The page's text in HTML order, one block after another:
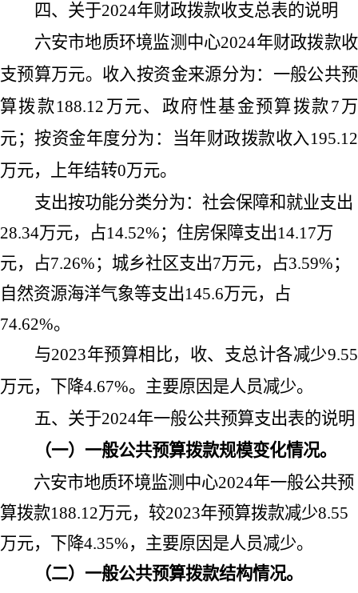
四、关于2024年财政拨款收支总表的说明
六安市地质环境监测中心2024年财政拨款收
支预算万元。收入按资金来源分为：一般公共预
算拨款188.12 万元、政府性基金预算拨款7万
元；按资金年度分为：当年财政拨款收入195.12
万元，上年结转0万元。
支出按功能分类分为：社会保障和就业支出
28.34万元，占14.52%；住房保障支出14.17万
元，占7.26%；城乡社区支出7万元，占3.59%；
自然资源海洋气象等支出145.6万元，占
74.62%。
与2023年预算相比，收、支总计各减少9.55
万元，下降4.67%。主要原因是人员减少。
五、关于2024年一般公共预算支出表的说明
（一）一般公共预算拨款规模变化情况。
六安市地质环境监测中心2024年一般公共预
算拨款188.12万元，较2023年预算拨款减少8.55
万元，下降4.35%，主要原因是人员减少。
（二）一般公共预算拨款结构情况。